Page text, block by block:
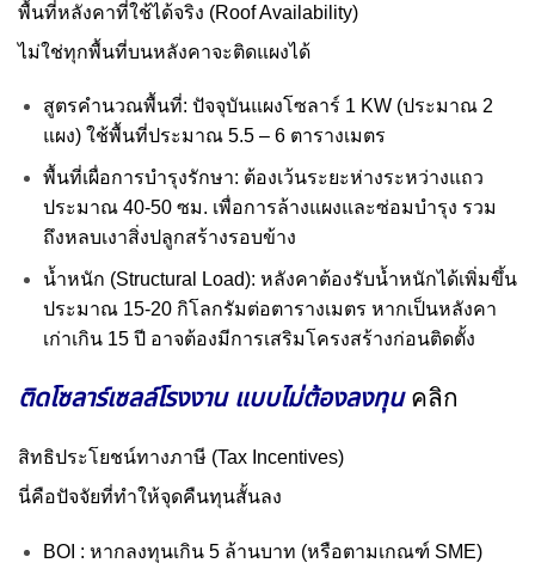
พื้นที่หลังคาที่ใช้ได้จริง (Roof Availability)
ไม่ใช่ทุกพื้นที่บนหลังคาจะติดแผงได้
สูตรคำนวณพื้นที่: ปัจจุบันแผงโซลาร์ 1 KW (ประมาณ 2
แผง) ใช้พื้นที่ประมาณ 5.5 – 6 ตารางเมตร
พื้นที่เผื่อการบำรุงรักษา: ต้องเว้นระยะห่างระหว่างแถว
ประมาณ 40-50 ซม. เพื่อการล้างแผงและซ่อมบำรุง รวม
ถึงหลบเงาสิ่งปลูกสร้างรอบข้าง
น้ำหนัก (Structural Load): หลังคาต้องรับน้ำหนักได้เพิ่มขึ้น
ประมาณ 15-20 กิโลกรัมต่อตารางเมตร หากเป็นหลังคา
เก่าเกิน 15 ปี อาจต้องมีการเสริมโครงสร้างก่อนติดตั้ง
ติดโซลาร์เซลล์โรงงาน แบบไม่ต้องลงทุน คลิก
สิทธิประโยชน์ทางภาษี (Tax Incentives)
นี่คือปัจจัยที่ทำให้จุดคืนทุนสั้นลง
BOI : หากลงทุนเกิน 5 ล้านบาท (หรือตามเกณฑ์ SME)